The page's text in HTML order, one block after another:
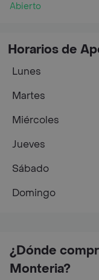
Abierto
¿Dónde
Monteria?
Horarios de
Lunes
Martes
Miércoles
Jueves
Sábado
Domingo